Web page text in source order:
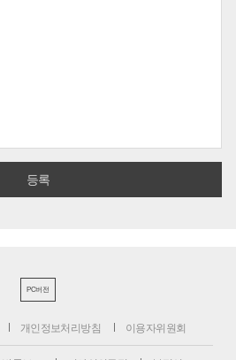
PC버전
개인정보처리방침 이용자위원회